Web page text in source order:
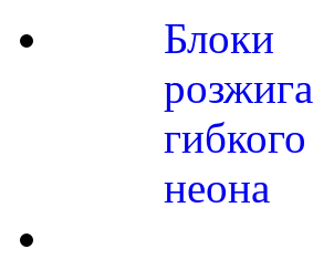
Блоки
розжига
гибкого
неона